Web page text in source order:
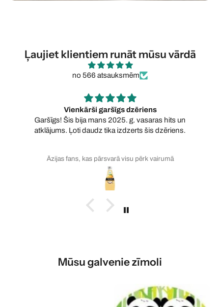
Ļaujiet klientiem runāt mūsu vārdā
no 566 atsauksmēm
Vienkārši garšīgs dzēriens
Garšīgs! Šis bija mans 2025. g. vasaras hits un
atklājums. Ļoti daudz tika izdzerts šis dzēriens.
Āzijas fans, kas pārsvarā visu pērk vairumā
Mūsu galvenie zīmoli